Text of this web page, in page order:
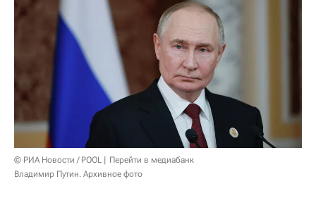
© РИА Новости / POOL
Перейти в медиабанк
Владимир Путин. Архивное фото